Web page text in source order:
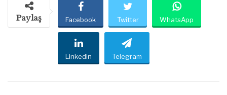
Paylaş Facebook Twitter WhatsApp
Linkedin Telegram